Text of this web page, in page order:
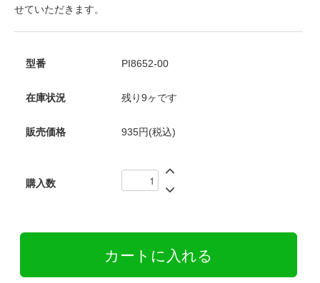
せていただきます。
型番 PI8652-00
在庫状況 残り9ヶです
販売価格 935円(税込)
購入数